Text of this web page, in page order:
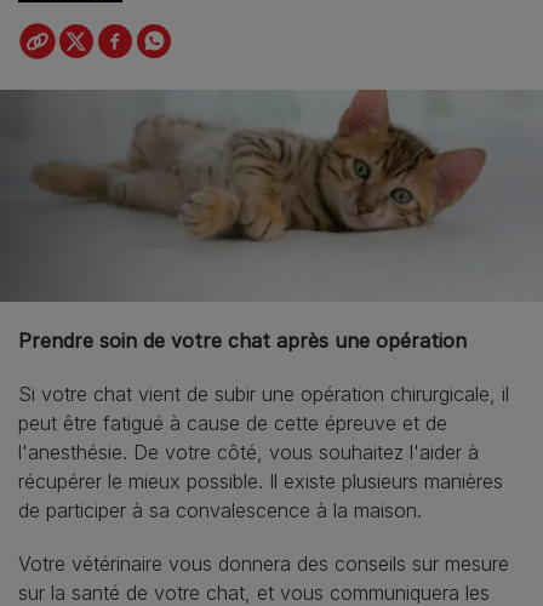
Prendre soin de votre chat après une opération
Si votre chat vient de subir une opération chirurgicale, il
peut être fatigué à cause de cette épreuve et de
l'anesthésie. De votre côté, vous souhaitez l'aider à
récupérer le mieux possible. Il existe plusieurs manières
de participer à sa convalescence à la maison.
Votre vétérinaire vous donnera des conseils sur mesure
sur la santé de votre chat, et vous communiquera les